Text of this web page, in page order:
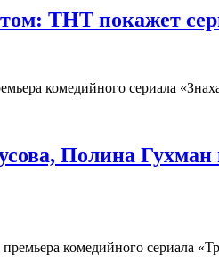
ТНТ покажет
комедийного сериала
Полина Гухман
комедийного сериала